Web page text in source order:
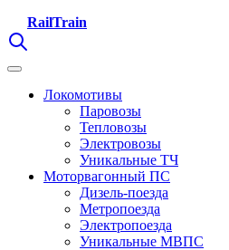
RailTrain
Локомотивы
Паровозы
Тепловозы
Электровозы
Уникальные ТЧ
Моторвагонный ПС
Дизель-поезда
Метропоезда
Электропоезда
Уникальные МВПС